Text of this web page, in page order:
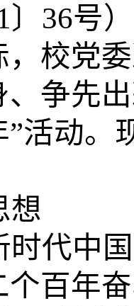
〕 36号
，校党
、争先
”活动。
想
时代中
百年